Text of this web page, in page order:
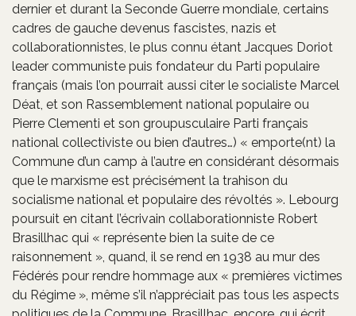
dernier et durant la Seconde Guerre mondiale, certains
cadres de gauche devenus fascistes, nazis et
collaborationnistes, le plus connu étant Jacques Doriot
leader communiste puis fondateur du Parti populaire
français (mais l’on pourrait aussi citer le socialiste Marcel
Déat, et son Rassemblement national populaire ou
Pierre Clementi et son groupusculaire Parti français
national collectiviste ou bien d’autres…) « emporte(nt) la
Commune d’un camp à l’autre en considérant désormais
que le marxisme est précisément la trahison du
socialisme national et populaire des révoltés ». Lebourg
poursuit en citant l’écrivain collaborationniste Robert
Brasillhac qui « représente bien la suite de ce
raisonnement », quand, il se rend en 1938 au mur des
Fédérés pour rendre hommage aux « premières victimes
du Régime », même s’il n’appréciait pas tous les aspects